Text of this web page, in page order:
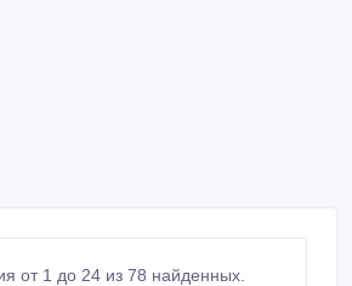
от 1 до 24 из 78 найденных.